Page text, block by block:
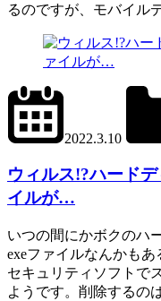
るのですが、モバイル
2022.3.10
ウィルス!?ハード
イルが…
いつの間にかボクのハ
exeファイルなんかもあ
セキュリティソフトで
ようです。削除するの